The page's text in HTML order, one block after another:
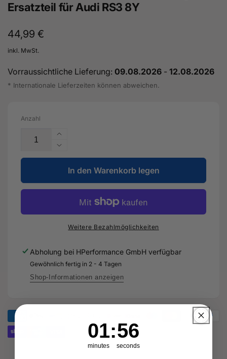
Ersatzteil für Audi RS3 8Y
Normaler
Preis
44,99 €
inkl. MwSt.
Vorraussichtliche Lieferung: 09.08.2026 - 12.08.2026
* Internationale Lieferzeiten können abweichen.
Anzahl
Erhöhe
die
Menge
für
Einhängeöse
-
103
390
Original
Ersatzteil
für
Verringere
die
Menge
für
Einhängeöse
07K
103
-
Original
Ersatzteil
In den Warenkorb legen
Weitere Bezahlmöglichkeiten
Abholung bei HPerformance GmbH verfügbar
Gewöhnlich fertig in 2 - 4 Tagen
Shop-Informationen anzeigen
Countdown ends in:
1
01
minutes
: 56
56
seconds